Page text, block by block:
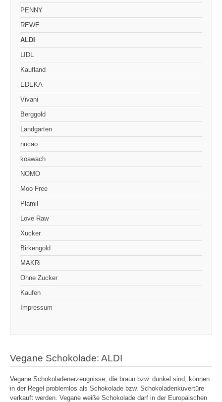
PENNY
REWE
ALDI
LIDL
Kaufland
EDEKA
Vivani
Berggold
Landgarten
nucao
koawach
NOMO
Moo Free
Plamil
Love Raw
Xucker
Birkengold
MAKRi
Ohne Zucker
Kaufen
Impressum
Vegane Schokolade: ALDI
Vegane Schokoladenerzeugnisse, die braun bzw. dunkel sind, können
in der Regel problemlos als Schokolade bzw. Schokoladenkuvertüre
verkauft werden. Vegane weiße Schokolade darf in der Europäischen